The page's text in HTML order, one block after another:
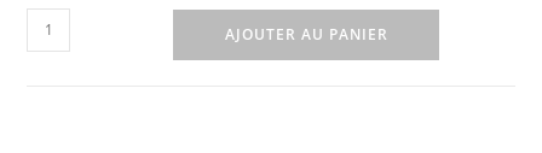
AJOUTER AU PANIER